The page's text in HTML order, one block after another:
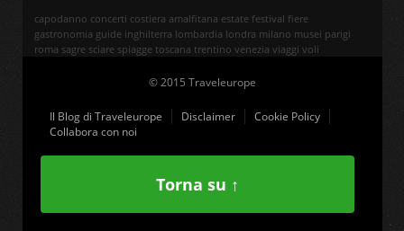
capodanno concerti costiera amalfitana estate festival fiere
gastronomia guide inghilterra lombardia londra milano musei parigi
roma sagre sciare spiagge toscana trentino venezia viaggi voli
© 2015 Traveleurope
Il Blog di Traveleurope Disclaimer
Cookie Policy
Collabora con noi
Torna su ↑